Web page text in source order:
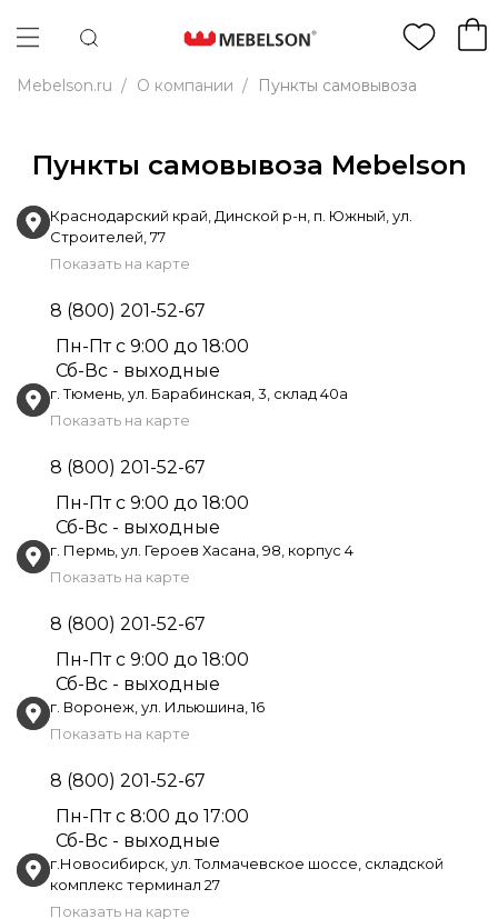
Mebelson.ru / О компании / Пункты самовывоза
Пункты самовывоза Mebelson
Краснодарский край, Динской р-н, п. Южный, ул.
Строителей, 77
Показать на карте
8 (800) 201-52-67
Пн-Пт с 9:00 до 18:00
Сб-Вс - выходные
г. Тюмень, ул. Барабинская, 3, склад 40а
Показать на карте
8 (800) 201-52-67
Пн-Пт с 9:00 до 18:00
Сб-Вс - выходные
г. Пермь, ул. Героев Хасана, 98, корпус 4
Показать на карте
8 (800) 201-52-67
Пн-Пт с 9:00 до 18:00
Сб-Вс - выходные
г. Воронеж, ул. Ильюшина, 16
Показать на карте
8 (800) 201-52-67
Пн-Пт с 8:00 до 17:00
Сб-Вс - выходные
г.Новосибирск, ул. Толмачевское шоссе, складской
комплекс терминал 27
Показать на карте